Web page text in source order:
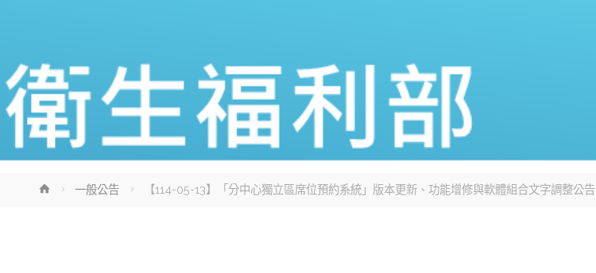
Home一般公告 【114-05-13】「分中心獨立區席位預約系統」版本更新、功能增修與軟體組合文字調整公告